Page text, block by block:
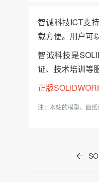
智诚科技ICT支
载方便。用户可
智诚科技是
证、技术培训等
正版
注：本站的模型、图